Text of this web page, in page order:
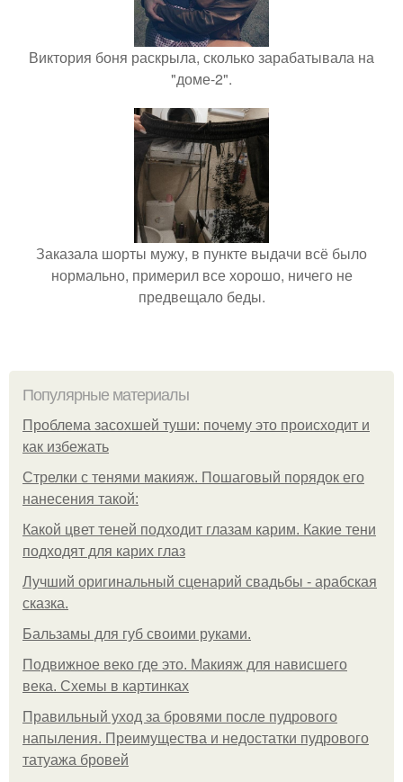
Виктория боня раскрыла, сколько зарабатывала на
"доме-2".
Заказала шорты мужу, в пункте выдачи всё было
нормально, примерил все хорошо, ничего не
предвещало беды.
Популярные материалы
Проблема засохшей туши: почему это происходит и
как избежать
Стрелки с тенями макияж. Пошаговый порядок его
нанесения такой:
Какой цвет теней подходит глазам карим. Какие тени
подходят для карих глаз
Лучший оригинальный сценарий свадьбы - арабская
сказка.
Бальзамы для губ своими руками.
Подвижное веко где это. Макияж для нависшего
века. Схемы в картинках
Правильный уход за бровями после пудрового
напыления. Преимущества и недостатки пудрового
татуажа бровей